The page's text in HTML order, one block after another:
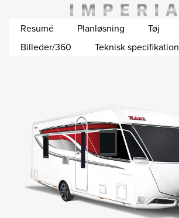
Resumé Planløsning Tøj
Billeder/360
Teknisk specifikation